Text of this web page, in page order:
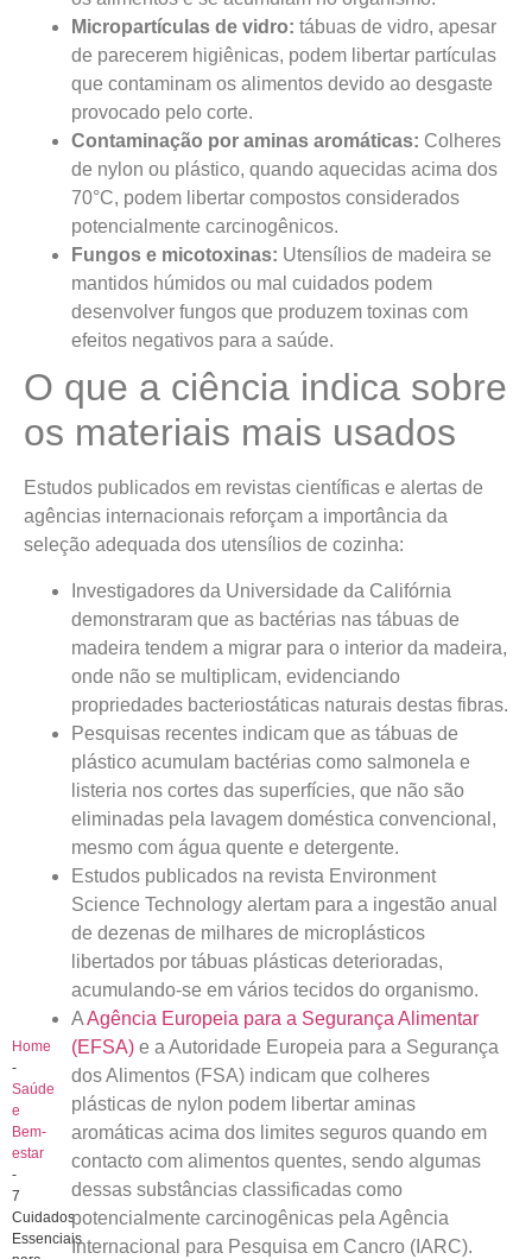
Home
-
Saúde
e
Bem-
estar
-
7
Cuidados
Essenciais
Micropartículas de vidro: tábuas de vidro, apesar
de parecerem higiênicas, podem libertar partículas
que contaminam os alimentos devido ao desgaste
provocado pelo corte.
Contaminação por aminas aromáticas: Colheres
de nylon ou plástico, quando aquecidas acima dos
70°C, podem libertar compostos considerados
potencialmente carcinogênicos.
Fungos e micotoxinas: Utensílios de madeira se
mantidos húmidos ou mal cuidados podem
desenvolver fungos que produzem toxinas com
efeitos negativos para a saúde.
O que a ciência indica sobre
os materiais mais usados
Estudos publicados em revistas científicas e alertas de
agências internacionais reforçam a importância da
seleção adequada dos utensílios de cozinha:
Investigadores da Universidade da Califórnia
demonstraram que as bactérias nas tábuas de
madeira tendem a migrar para o interior da madeira,
onde não se multiplicam, evidenciando
propriedades bacteriostáticas naturais destas fibras.
Pesquisas recentes indicam que as tábuas de
plástico acumulam bactérias como salmonela e
listeria nos cortes das superfícies, que não são
eliminadas pela lavagem doméstica convencional,
mesmo com água quente e detergente.
Estudos publicados na revista Environment
Science Technology alertam para a ingestão anual
de dezenas de milhares de microplásticos
libertados por tábuas plásticas deterioradas,
acumulando-se em vários tecidos do organismo.
AAgência Europeia para a Segurança Alimentar
(EFSA) e a Autoridade Europeia para a Segurança
dos Alimentos (FSA) indicam que colheres
plásticas de nylon podem libertar aminas
aromáticas acima dos limites seguros quando em
contacto com alimentos quentes, sendo algumas
dessas substâncias classificadas como
potencialmente carcinogênicas pela Agência
Internacional para Pesquisa em Cancro (IARC).